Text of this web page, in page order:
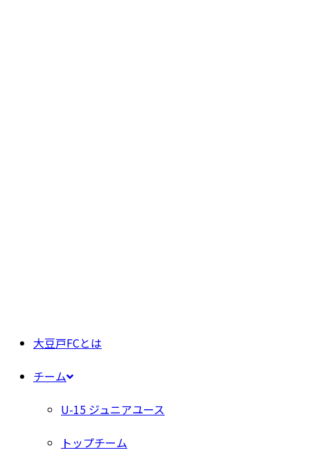
大豆戸FCとは
チーム
U-15 ジュニアユース
トップチーム